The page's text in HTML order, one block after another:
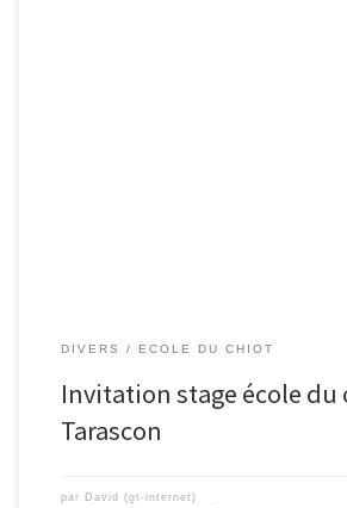
DIVERS ECOLE DU CHIOT
Invitation stage école du
Tarascon
par David (gt-internet)